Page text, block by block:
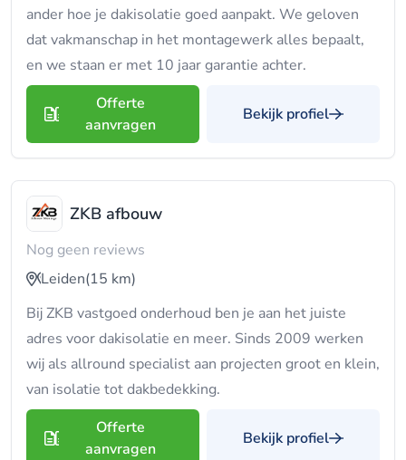
ander hoe je dakisolatie goed aanpakt. We geloven
dat vakmanschap in het montagewerk alles bepaalt,
en we staan er met 10 jaar garantie achter.
Offerte
aanvragen
Bekijk profiel
ZKB afbouw
Nog geen reviews
Leiden(15 km)
Bij ZKB vastgoed onderhoud ben je aan het juiste
adres voor dakisolatie en meer. Sinds 2009 werken
wij als allround specialist aan projecten groot en klein,
van isolatie tot dakbedekking.
Offerte
aanvragen
Bekijk profiel